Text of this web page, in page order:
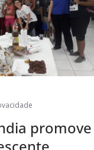
promove